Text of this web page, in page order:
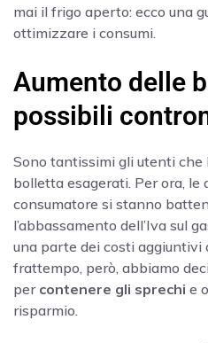
mai il frigo aperto: ecco una
ottimizzare i consumi.
Aumento delle
possibili
Sono tantissimi gli utenti
bolletta esagerati. Per ora, le
consumatore si stanno
l’abbassamento dell’Iva sul
una parte dei costi aggiuntivi
frattempo, però, abbiamo
per contenere gli sprechi e
risparmio.